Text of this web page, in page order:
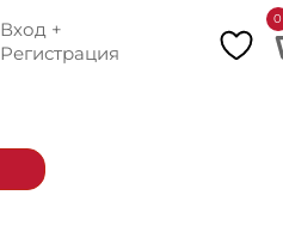
Вход +
Регистрация
0